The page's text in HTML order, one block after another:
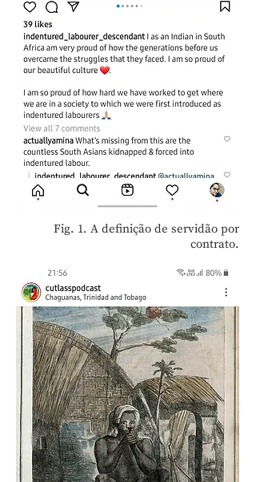
Fig. 1. A definição de servidão por
contrato.